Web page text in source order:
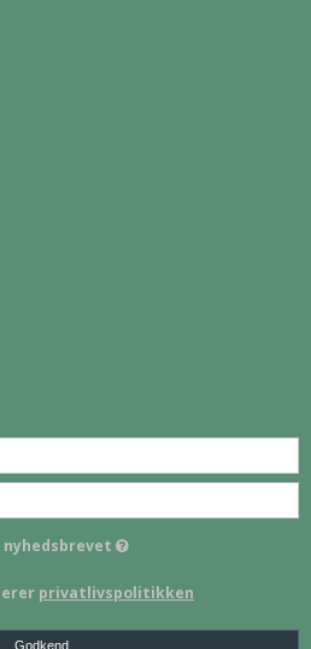
nyhedsbrevet
privatlivspolitikken
Godkend